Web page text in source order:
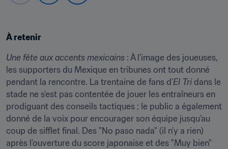
À retenir
Une fête aux accents mexicains : À l’image des joueuses,
les supporters du Mexique en tribunes ont tout donné
pendant la rencontre. La trentaine de fans d’El Tri dans le
stade ne s’est pas contentée de jouer les entraîneurs en
prodiguant des conseils tactiques ; le public a également
donné de la voix pour encourager son équipe jusqu’au
coup de sifflet final. Des "No paso nada" (il n’y a rien)
après l'ouverture du score japonaise et des "Muy bien"